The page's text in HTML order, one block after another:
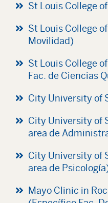
St Louis College
St Louis College
Movilidad)
St Louis College
Fac. de Ciencias
City University of
City University of
area de
City University of
area de
Mayo Clinic in